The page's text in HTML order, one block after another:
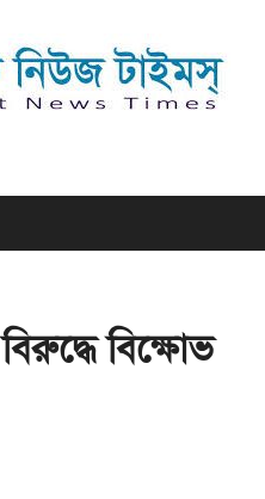
| Sylhet
বিক্ষোভ